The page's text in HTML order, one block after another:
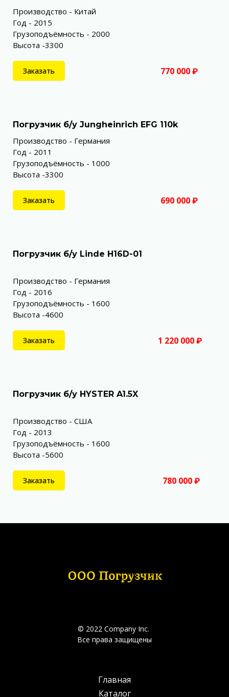
Производство - Китай
Год - 2015
Грузоподъёмность - 2000
Высота -3300
Заказать 770 000 ₽
Погрузчик б/у Jungheinrich EFG 110k
Производство - Германия
Год - 2011
Грузоподъёмность - 1000
Высота -3300
Заказать 690 000 ₽
Погрузчик б/у Linde H16D-01
Производство - Германия
Год - 2016
Грузоподъёмность - 1600
Высота -4600
Заказать 1 220 000 ₽
Погрузчик б/у HYSTER A1.5X
Производство - США
Год - 2013
Грузоподъёмность - 1600
Высота -5600
Заказать 780 000 ₽
© 2022 Company Inc.
Все права защищены
Главная
Каталог